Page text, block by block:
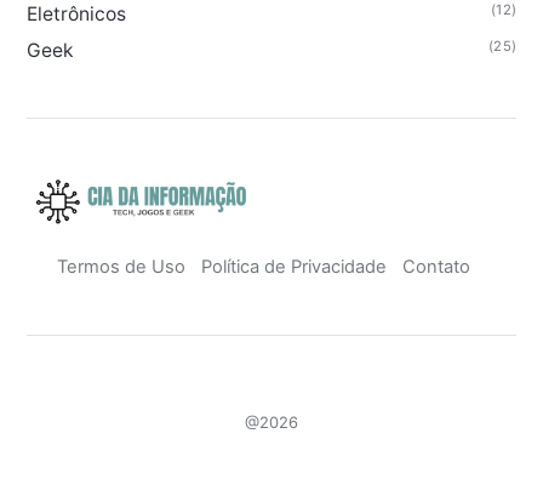
Eletrônicos (12)
Geek (25)
Termos de Uso Política de Privacidade Contato
@2026